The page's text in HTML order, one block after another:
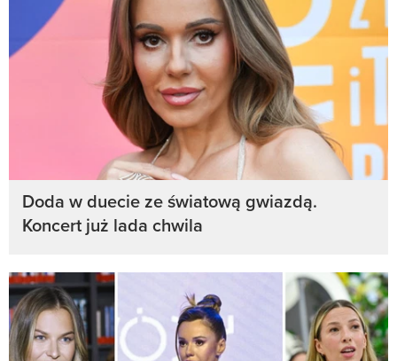
Doda w duecie ze światową gwiazdą.
Koncert już lada chwila